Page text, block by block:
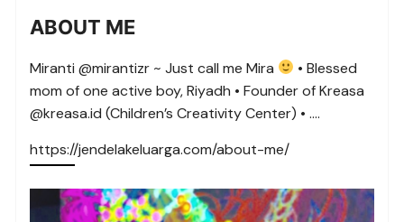
ABOUT ME
Miranti @mirantizr ~ Just call me Mira
• Blessed
mom of one active boy, Riyadh • Founder of Kreasa
@kreasa.id (Children’s Creativity Center) • ….
https://jendelakeluarga.com/about-me/